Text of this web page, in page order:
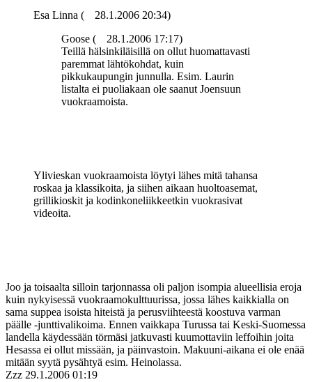
Esa Linna (
28.1.2006 20:34)
Goose (
28.1.2006 17:17)
Teillä hälsinkiläisillä on ollut huomattavasti
paremmat lähtökohdat, kuin
pikkukaupungin junnulla. Esim. Laurin
listalta ei puoliakaan ole saanut Joensuun
vuokraamoista.
Ylivieskan vuokraamoista löytyi lähes mitä tahansa
roskaa ja klassikoita, ja siihen aikaan huoltoasemat,
grillikioskit ja kodinkoneliikkeetkin vuokrasivat
videoita.
Joo ja toisaalta silloin tarjonnassa oli paljon isompia alueellisia eroja
kuin nykyisessä vuokraamokulttuurissa, jossa lähes kaikkialla on
sama suppea isoista hiteistä ja perusviihteestä koostuva varman
päälle ‑junttivalikoima. Ennen vaikkapa Turussa tai Keski-Suomessa
landella käydessään törmäsi jatkuvasti kuumottaviin leffoihin joita
Hesassa ei ollut missään, ja päinvastoin. Makuuni-aikana ei ole enää
mitään syytä pysähtyä esim. Heinolassa.
Zzz 29.1.2006 01:19